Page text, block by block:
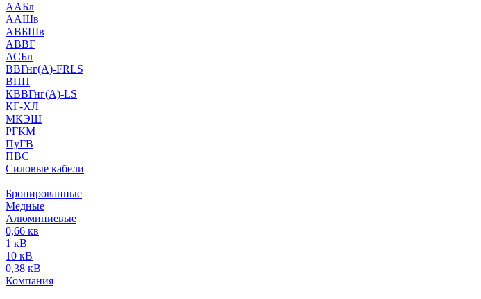
ААБл
ААШв
АВБШв
АВВГ
АСБл
ВВГнг(А)-FRLS
ВПП
КВВГнг(А)-LS
КГ-ХЛ
МКЭШ
РГКМ
ПуГВ
ПВС
Силовые кабели
Бронированные
Медные
Алюминиевые
0,66 кв
1 кВ
10 кВ
0,38 кВ
Компания